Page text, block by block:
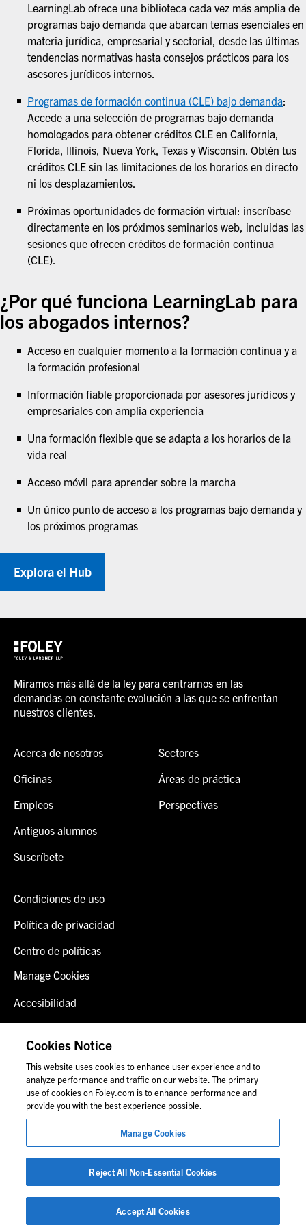
LearningLab ofrece una biblioteca cada vez más amplia de
programas bajo demanda que abarcan temas esenciales en
materia jurídica, empresarial y sectorial, desde las últimas
tendencias normativas hasta consejos prácticos para los
asesores jurídicos internos.
Programas de formación continua (CLE) bajo demanda:
Accede a una selección de programas bajo demanda
homologados para obtener créditos CLE en California,
Florida, Illinois, Nueva York, Texas y Wisconsin. Obtén tus
créditos CLE sin las limitaciones de los horarios en directo
ni los desplazamientos.
Próximas oportunidades de formación virtual: inscríbase
directamente en los próximos seminarios web, incluidas las
sesiones que ofrecen créditos de formación continua
(CLE).
¿Por qué funciona LearningLab para
los abogados internos?
Acceso en cualquier momento a la formación continua y a
la formación profesional
Información fiable proporcionada por asesores jurídicos y
empresariales con amplia experiencia
Una formación flexible que se adapta a los horarios de la
vida real
Acceso móvil para aprender sobre la marcha
Un único punto de acceso a los programas bajo demanda y
los próximos programas
Explora el Hub
Miramos más allá de la ley para centrarnos en las
demandas en constante evolución a las que se enfrentan
nuestros clientes.
Acerca de nosotros
Oficinas
Empleos
Antiguos alumnos
Suscríbete
Sectores
Áreas de práctica
Perspectivas
Condiciones de uso
Política de privacidad
Centro de políticas
Manage Cookies
Accesibilidad
Contáctenos
© 2026 Foley & Lardner LLP
personal de Foley.
Cookies Notice
This website uses cookies to enhance user experience and to
analyze performance and traffic on our website. The primary
use of cookies on Foley.com is to enhance performance and
provide you with the best experience possible.
Manage Cookies
Reject All Non-Essential Cookies
Accept All Cookies